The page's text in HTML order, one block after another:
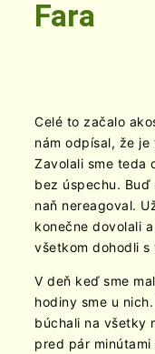
Fara
Celé to začalo
nám odpísal, že
Zavolali sme teda
bez úspechu.
naň nereagoval.
konečne dovolali
všetkom dohodli
V deň keď sme
hodiny sme u
búchali na všetky
pred pár